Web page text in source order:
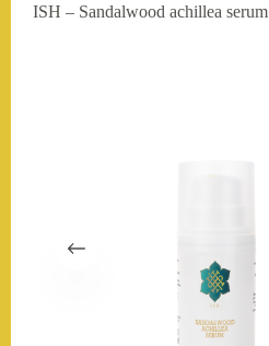
Home
ISH – Sandalwood achillea serum